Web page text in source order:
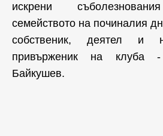
искрени
семейството на починалия
собственик, деятел и
привърженик на клуба
Байкушев.